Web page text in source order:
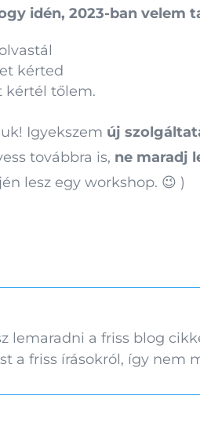
idén, 2023-ban velem
kérted
kértél tőlem.
Igyekszem új
továbbra is, ne maradj
lesz egy workshop. 😉 )
lemaradni a friss blog
a friss írásokról, így nem